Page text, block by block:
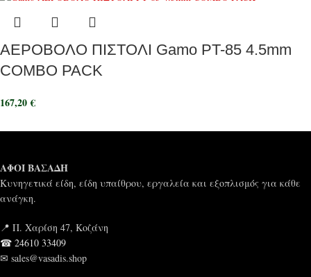
ΑΕΡΟΒΟΛΟ ΠΙΣΤΟΛΙ Gamo PT-85 4.5mm
COMBO PACK
167,20€
ΑΦΟΙ ΒΑΣΑΔΗ
Κυνηγετικά είδη, είδη υπαίθρου, εργαλεία και εξοπλισμός για κάθε
ανάγκη.
📍 Π. Χαρίση 47, Κοζάνη
☎ 24610 33409
✉ sales@vasadis.shop